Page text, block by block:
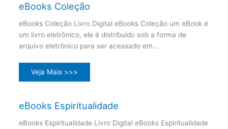
eBooks Coleção
eBooks Coleção Livro Digital eBooks Coleção um eBook é
um livro eletrônico, ele é distribuído sob a forma de
arquivo eletrônico para ser acessado em…
Veja Mais >>>
eBooks Espiritualidade
eBooks Espiritualidade Livro Digital eBooks Espiritualidade